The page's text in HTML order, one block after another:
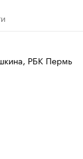
РБК Пермь